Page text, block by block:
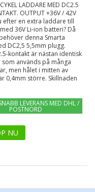
LADDARE MED DC2.5
OUTPUT +36V / 42V
efter en extra laddare till
36V Li-ion batteri? Då
denna Smarta
DC2,5 5,5mm plugg.
kontakt är nästan identisk
som används på många
men hålet i mitten av
0,4mm större. Skillnaden
LEVERANS MED DHL /
POSTNORD
NU